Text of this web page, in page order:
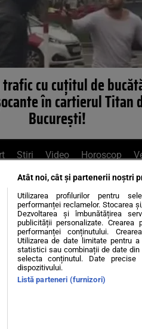
cu cuţitul de
în cartierul Titan
Bucureşti!
Știri Video Horoscop
la 0741226226
Știri externe Politică
Iubirii Dictionar de vise
de confidențialitate
Atât noi, cât și partenerii noștri
Utilizarea profilurilor pentru
performanței reclamelor. Stocarea
Dezvoltarea și îmbunătățirea
publicității personalizate. Crearea
performanței conținutului.
Utilizarea de date limitate pentru
statistici sau combinații de date
selecta conținutul. Date
dispozitivului.
Listă parteneri (furnizori)